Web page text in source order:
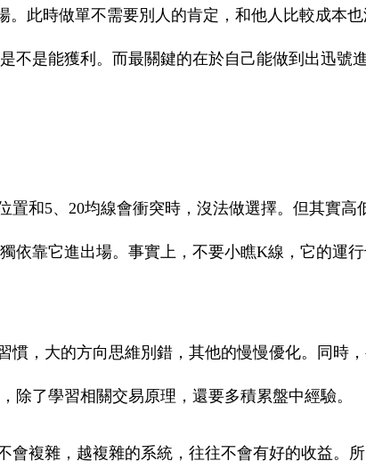
。此時做單不需要別人的肯定，和他人比較成本
不是能獲利。而最關鍵的在於自己能做到出迅號
置和5、20均線會衝突時，沒法做選擇。但其實高
依靠它進出場。事實上，不要小瞧K線，它的運
慣，大的方向思維別錯，其他的慢慢優化。同時
除了學習相關交易原理，還要多積累盤中經驗。
會複雜，越複雜的系統，往往不會有好的收益。